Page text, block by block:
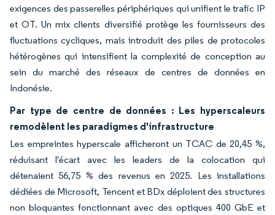
exigences des passerelles périphériques qui unifient le trafic IP
et OT. Un mix clients diversifié protège les fournisseurs des
fluctuations cycliques, mais introduit des piles de protocoles
hétérogènes qui intensifient la complexité de conception au
sein du marché des réseaux de centres de données en
Indonésie.
Par type de centre de données : Les hyperscaleurs
remodèlent les paradigmes d'infrastructure
Les empreintes hyperscale afficheront un TCAC de 20,45 %,
réduisant l'écart avec les leaders de la colocation qui
détenaient 56,75 % des revenus en 2025. Les installations
dédiées de Microsoft, Tencent et BDx déploient des structures
non bloquantes fonctionnant avec des optiques 400 GbE et